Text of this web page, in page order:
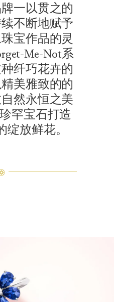
一以贯之的
不断地赋予
宝作品的灵
Me-Not系
纤巧花卉的
美雅致的的
然永恒之美
罕宝石打造
绽放鲜花。